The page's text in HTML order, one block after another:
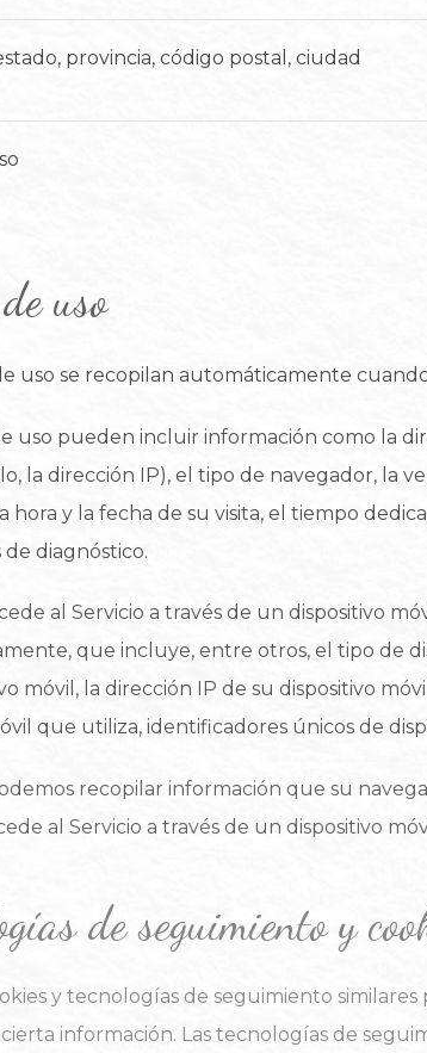
provincia, código postal, ciudad
uso
uso se recopilan automáticamente
uso pueden incluir información como la
la dirección IP), el tipo de navegador, la
hora y la fecha de su visita, el tiempo
diagnóstico.
al Servicio a través de un dispositivo
que incluye, entre otros, el tipo de
móvil, la dirección IP de su dispositivo
que utiliza, identificadores únicos de
recopilar información que su
al Servicio a través de un dispositivo
de seguimiento y
y tecnologías de seguimiento
información. Las tecnologías de